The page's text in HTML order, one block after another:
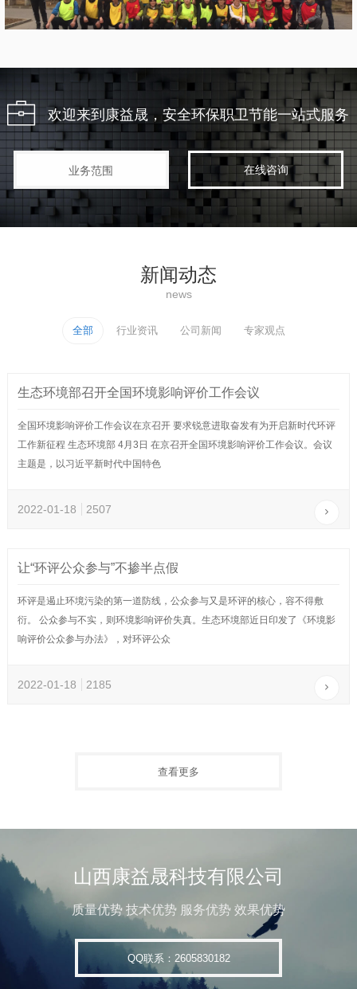
欢迎来到康益晟，安全环保职卫节能一站式服务
业务范围 在线咨询
新闻动态
news
全部 行业资讯 公司新闻 专家观点
生态环境部召开全国环境影响评价工作会议
全国环境影响评价工作会议在京召开 要求锐意进取奋发有为开启新时代环评
工作新征程 生态环境部 4月3日 在京召开全国环境影响评价工作会议。会议
主题是，以习近平新时代中国特色
2022-01-18 2507
让“环评公众参与”不掺半点假
环评是遏止环境污染的第一道防线，公众参与又是环评的核心，容不得敷
衍。 公众参与不实，则环境影响评价失真。生态环境部近日印发了《环境影
响评价公众参与办法》，对环评公众
2022-01-18 2185
查看更多
山西康益晟科技有限公司
质量优势 技术优势 服务优势 效果优势
QQ联系：2605830182